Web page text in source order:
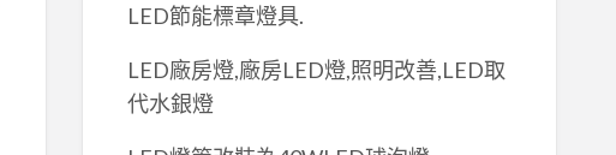
LED節能標章燈具.
LED廠房燈,廠房LED燈,照明改善,LED取
代水銀燈